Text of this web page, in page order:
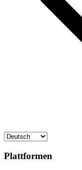
Plattformen